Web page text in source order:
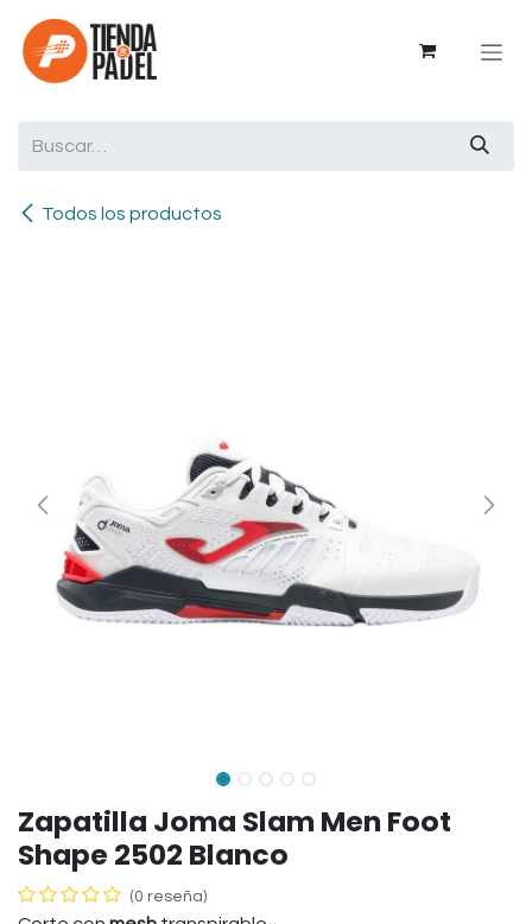
Ir al contenido
Todos los productos
Zapatilla Joma Slam Men Foot
Shape 2502 Blanco
(0 reseña)